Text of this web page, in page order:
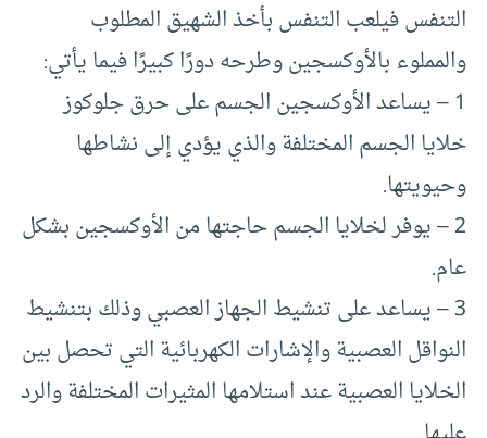
التنفس فيلعب التنفس بأخذ الشهيق المطلوب
والمملوء بالأوكسجين وطرحه دورًا كبيرًا فيما يأتي:
1 – يساعد الأوكسجين الجسم على حرق جلوكوز
خلايا الجسم المختلفة والذي يؤدي إلى نشاطها
وحيويتها.
2 – يوفر لخلايا الجسم حاجتها من الأوكسجين بشكل
عام.
3 – يساعد على تنشيط الجهاز العصبي وذلك بتنشيط
النواقل العصبية والإشارات الكهربائية التي تحصل بين
الخلايا العصبية عند استلامها المثيرات المختلفة والرد